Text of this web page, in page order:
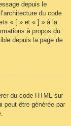
depuis le
du code
« [ » et « ] » à la
à propos du
depuis la page de
du code HTML sur
peut être générée par